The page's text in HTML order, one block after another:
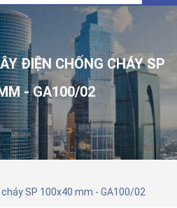
ĐIỆN CHỐNG CHÁY SP
- GA100/02
SP 100x40 mm - GA100/02